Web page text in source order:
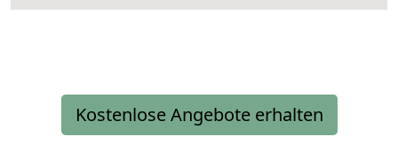
Kostenlose Angebote erhalten